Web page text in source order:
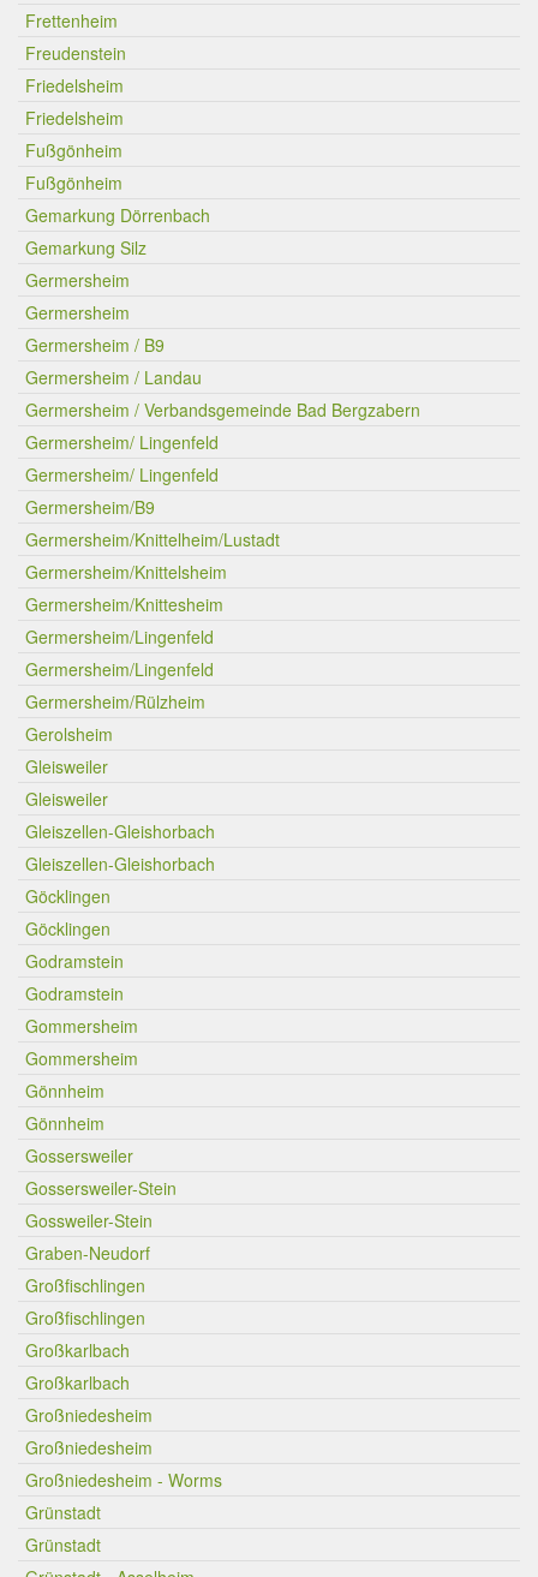
Frettenheim
Freudenstein
Friedelsheim
Friedelsheim
Fußgönheim
Fußgönheim
Gemarkung Dörrenbach
Gemarkung Silz
Germersheim
Germersheim
Germersheim / B9
Germersheim / Landau
Germersheim / Verbandsgemeinde Bad Bergzabern
Germersheim/ Lingenfeld
Germersheim/ Lingenfeld
Germersheim/B9
Germersheim/Knittelheim/Lustadt
Germersheim/Knittelsheim
Germersheim/Knittesheim
Germersheim/Lingenfeld
Germersheim/Lingenfeld
Germersheim/Rülzheim
Gerolsheim
Gleisweiler
Gleisweiler
Gleiszellen-Gleishorbach
Gleiszellen-Gleishorbach
Göcklingen
Göcklingen
Godramstein
Godramstein
Gommersheim
Gommersheim
Gönnheim
Gönnheim
Gossersweiler
Gossersweiler-Stein
Gossweiler-Stein
Graben-Neudorf
Großfischlingen
Großfischlingen
Großkarlbach
Großkarlbach
Großniedesheim
Großniedesheim
Großniedesheim - Worms
Grünstadt
Grünstadt